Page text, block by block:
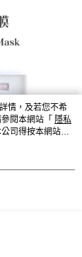
情，及若您不希
閱本網站「 隱私
司得按本網站使